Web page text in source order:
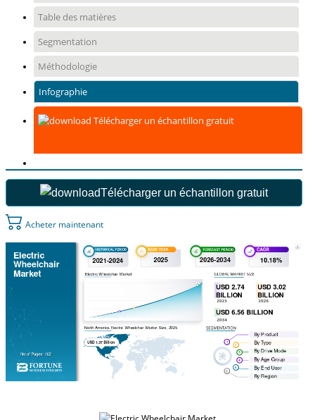
Table des matières
Segmentation
Méthodologie
Infographie
Télécharger un échantillon gratuit
Télécharger un échantillon gratuit
Acheter maintenant